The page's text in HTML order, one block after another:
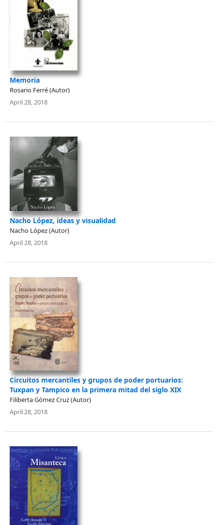
Memoria
Rosario Ferré (Autor)
April 28, 2018
Nacho López, ideas y visualidad
Nacho López (Autor)
April 28, 2018
Circuitos mercantiles y grupos de poder portuarios:
Tuxpan y Tampico en la primera mitad del siglo XIX
Filiberta Gómez Cruz (Autor)
April 28, 2018